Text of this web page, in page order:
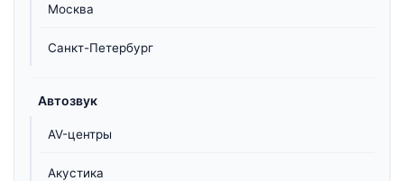
Москва
Санкт-Петербург
Автозвук
AV-центры
Акустика